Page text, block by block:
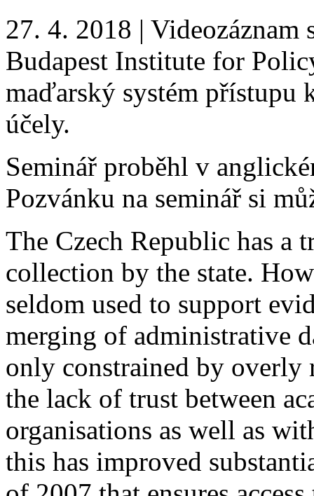
27. 4. 2018 | Videozáznam
Budapest Institute for
maďarský systém přístupu
účely.
Seminář proběhl v
Pozvánku na seminář si
The Czech Republic has a
collection by the state.
seldom used to support
merging of administrative
only constrained by
the lack of trust between
organisations as well as
this has improved